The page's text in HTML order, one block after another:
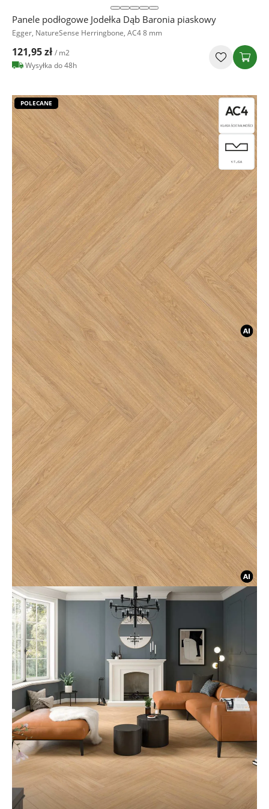
Panele podłogowe Jodełka Dąb Baronia piaskowy
Egger, NatureSense Herringbone, AC4 8 mm
121,95 zł / m2
Wysyłka do 48h
POLECANE